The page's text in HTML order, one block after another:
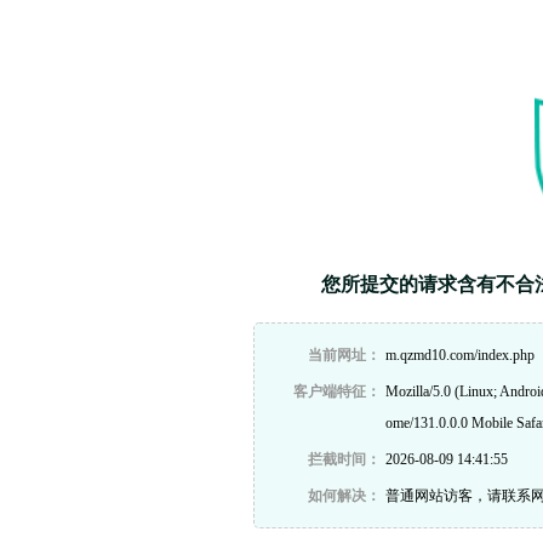
您所提交的请求含有不合
当前网址： m.qzmd10.com/index.php
客户端特征：
Mozilla/5.0 (Linux;
ome/131.0.0.0 Mobile
拦截时间： 2026-08-09 14:41:55
如何解决： 普通网站访客，请联系